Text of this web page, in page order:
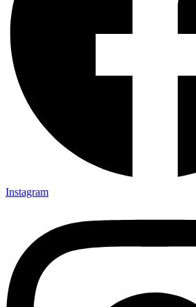
Instagram